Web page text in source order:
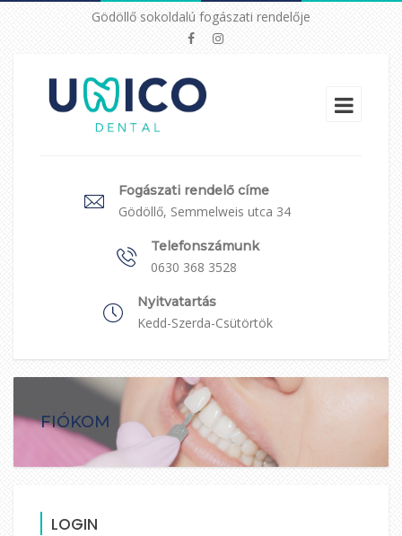
Gödöllő sokoldalú fogászati rendelője
Fogászati rendelő címe
Gödöllő, Semmelweis utca 34
Telefonszámunk
0630 368 3528
Nyitvatartás
Kedd-Szerda-Csütörtök
FIÓKOM
LOGIN